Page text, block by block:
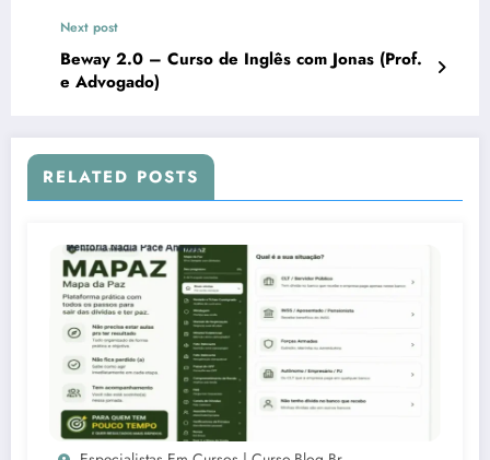
Next post
Beway 2.0 – Curso de Inglês com Jonas (Prof.
e Advogado)
RELATED POSTS